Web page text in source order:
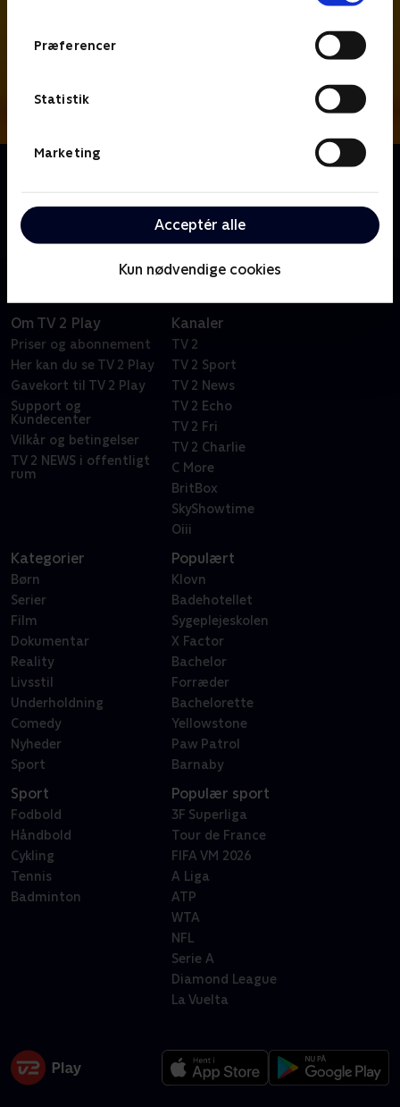
Præferencer
Statistik
Marketing
Acceptér alle
Kun nødvendige cookies
arbejder sammen om at opklare forbrydelser i denne
canadiske krimiserie.
Om TV 2 Play
Priser og abonnement
Her kan du se TV 2 Play
Gavekort til TV 2 Play
Support og
Kundecenter
Vilkår og betingelser
TV 2 NEWS i offentligt
rum
Kanaler
TV 2
TV 2 Sport
TV 2 News
TV 2 Echo
TV 2 Fri
TV 2 Charlie
C More
BritBox
SkyShowtime
Oiii
Kategorier
Børn
Serier
Film
Dokumentar
Reality
Livsstil
Underholdning
Comedy
Nyheder
Sport
Populært
Klovn
Badehotellet
Sygeplejeskolen
X Factor
Bachelor
Forræder
Bachelorette
Yellowstone
Paw Patrol
Barnaby
Sport
Fodbold
Håndbold
Cykling
Tennis
Badminton
Populær sport
3F Superliga
Tour de France
FIFA VM 2026
A Liga
ATP
WTA
NFL
Serie A
Diamond League
La Vuelta